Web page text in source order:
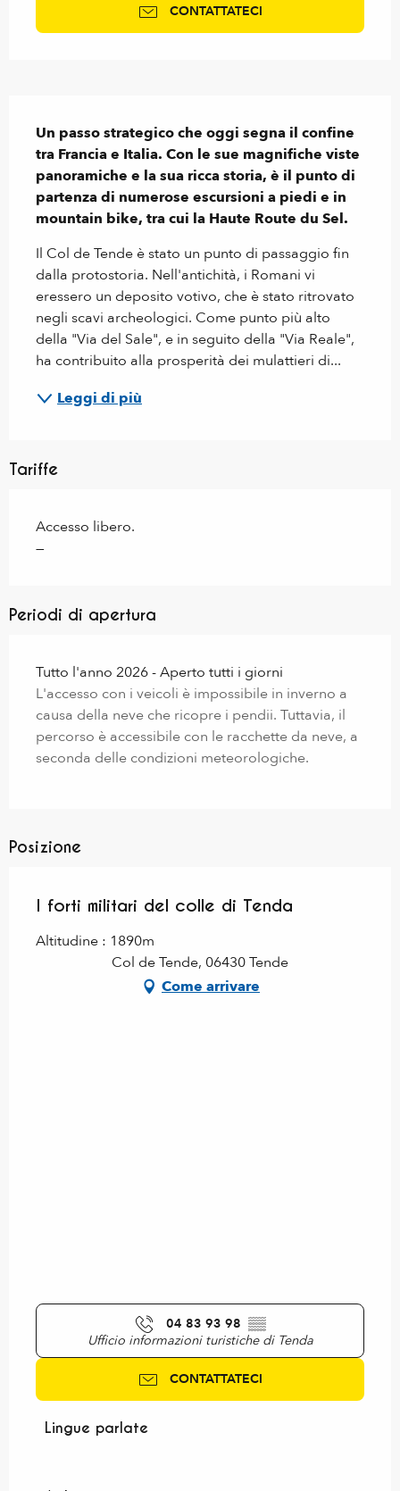
CONTATTATECI
Un passo strategico che oggi segna il confine
tra Francia e Italia. Con le sue magnifiche viste
panoramiche e la sua ricca storia, è il punto di
partenza di numerose escursioni a piedi e in
mountain bike, tra cui la Haute Route du Sel.
Il Col de Tende è stato un punto di passaggio fin
dalla protostoria. Nell'antichità, i Romani vi
eressero un deposito votivo, che è stato ritrovato
negli scavi archeologici. Come punto più alto
della "Via del Sale", e in seguito della "Via Reale",
ha contribuito alla prosperità dei mulattieri di...
Leggi di più
Tariffe
Accesso libero.
—
Periodi di apertura
Tutto l'anno 2026 - Aperto tutti i giorni
L'accesso con i veicoli è impossibile in inverno a
causa della neve che ricopre i pendii. Tuttavia, il
percorso è accessibile con le racchette da neve, a
seconda delle condizioni meteorologiche.
Posizione
I forti militari del colle di Tenda
Altitudine : 1890m
Col de Tende, 06430 Tende
Come arrivare
04 83 93 98 ▒▒
Ufficio informazioni turistiche di Tenda
CONTATTATECI
Lingue parlate
Lingue parlate